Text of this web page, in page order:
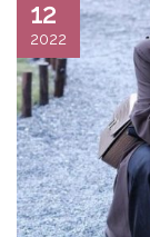
12
2022